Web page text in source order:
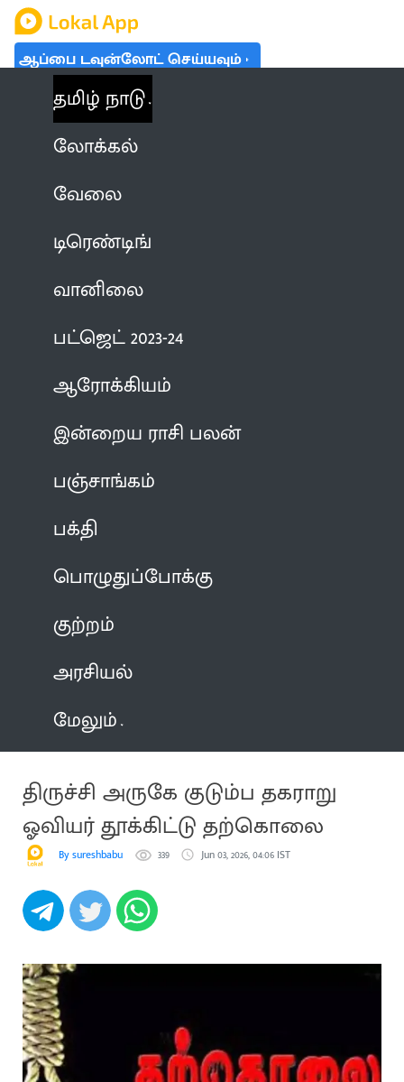
ஆப்பை டவுன்லோட் செய்யவும்
தமிழ் நாடு
லோக்கல்
வேலை
டிரெண்டிங்
வானிலை
பட்ஜெட் 2023-24
ஆரோக்கியம்
இன்றைய ராசி பலன்
பஞ்சாங்கம்
பக்தி
பொழுதுப்போக்கு
குற்றம்
அரசியல்
மேலும்
திருச்சி அருகே குடும்ப தகராறு
ஓவியர் தூக்கிட்டு தற்கொலை
By sureshbabu 339 Jun 03, 2026, 04:06 IST